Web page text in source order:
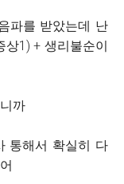
파를 받았는데 난
상1) + 생리불순이
까
통해서 확실히 다